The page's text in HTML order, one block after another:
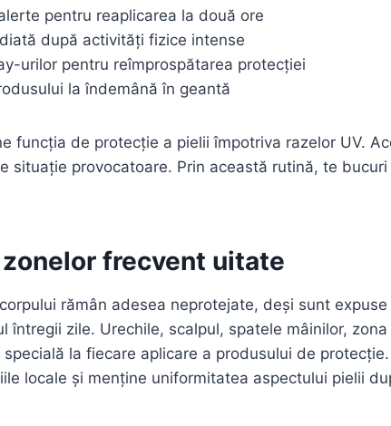
pentru reaplicarea la două ore
după activități fizice intense
urilor pentru reîmprospătarea protecției
la îndemână în geantă
funcția de protecție a pielii împotriva razelor UV.
situație provocatoare. Prin această rutină, te
frecvent uitate
rămân adesea neprotejate, deși sunt
întregii zile. Urechile, scalpul, spatele mâinilor,
la fiecare aplicare a produsului de
locale și menține uniformitatea aspectului pielii